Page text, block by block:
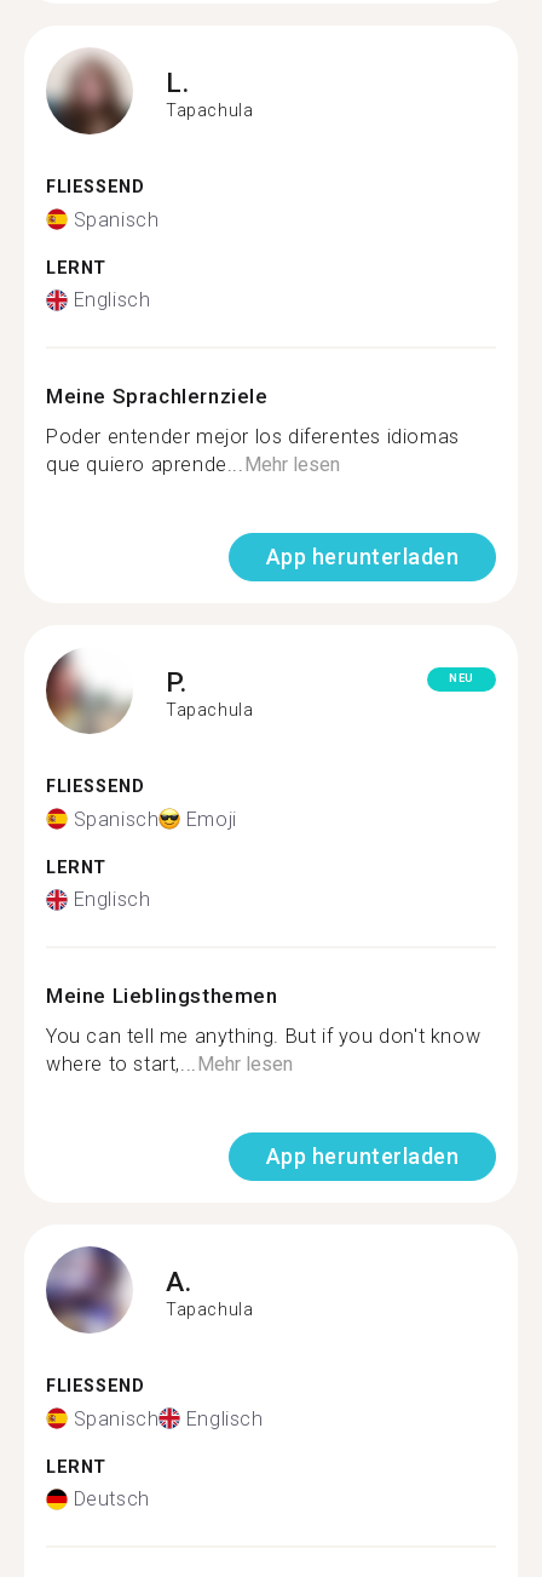
L.
Tapachula
FLIESSEND
Spanisch
LERNT
Englisch
Meine Sprachlernziele
Poder entender mejor los diferentes idiomas
que quiero aprende...Mehr lesen
App herunterladen
P.
Tapachula
NEU
FLIESSEND
Spanisch Emoji
LERNT
Englisch
Meine Lieblingsthemen
You can tell me anything. But if you don't know
where to start,...Mehr lesen
App herunterladen
A.
Tapachula
FLIESSEND
Spanisch Englisch
LERNT
Deutsch